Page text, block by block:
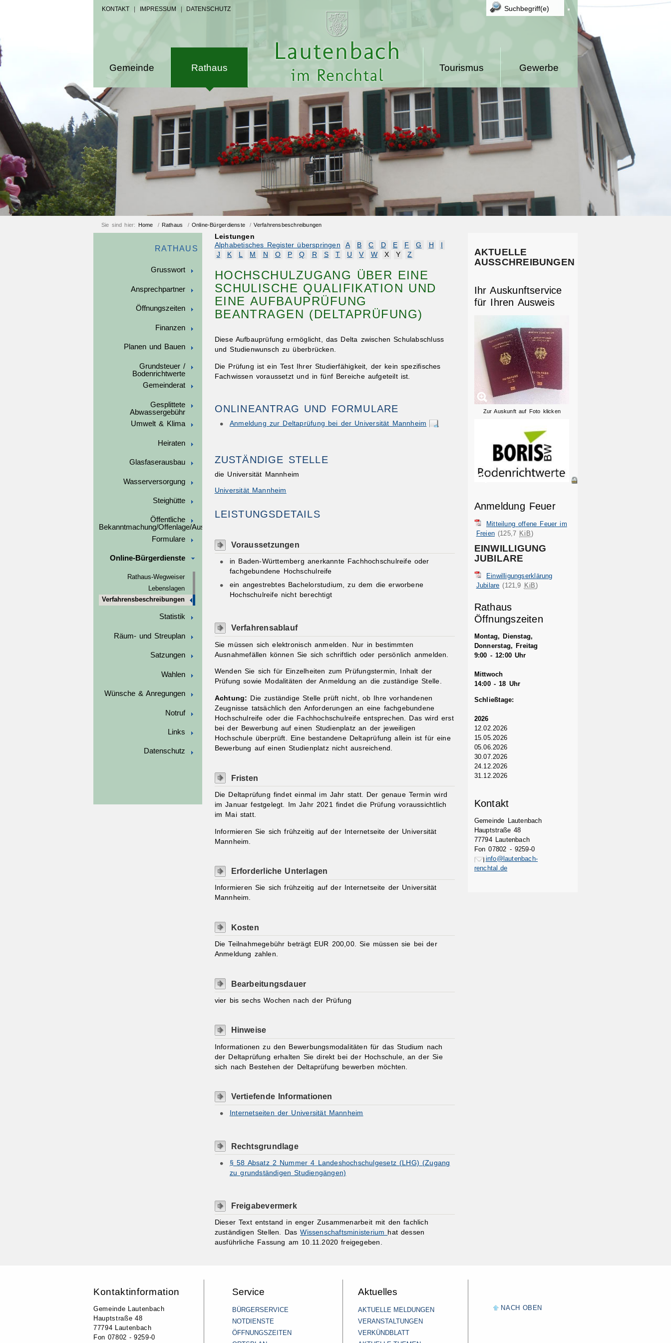
KONTAKT IMPRESSUM DATENSCHUTZ
Gemeinde Rathaus Gewerbe
Tourismus
Sie sind hier: Home / Rathaus / Online-Bürgerdienste /Verfahrensbeschreibungen
RATHAUS
Grusswort
Ansprechpartner
Öffnungszeiten
Finanzen
Planen und Bauen
Grundsteuer /
Bodenrichtwerte
Gemeinderat
Gesplittete
Abwassergebühr
Umwelt & Klima
Heiraten
Glasfaserausbau
Wasserversorgung
Steighütte
Öffentliche
Bekanntmachung/Offenlage/Ausschreibungen
Formulare
Online-Bürgerdienste
Rathaus-Wegweiser
Lebenslagen
Verfahrensbeschreibungen
Statistik
Räum- und Streuplan
Satzungen
Wahlen
Wünsche & Anregungen
Notruf
Links
Datenschutz
Leistungen
Alphabetisches Register überspringen
A B C D E F G H
J
K L M N O P Q R S T U V W X Y Z
HOCHSCHULZUGANG ÜBER EINE
SCHULISCHE QUALIFIKATION UND
EINE AUFBAUPRÜFUNG
BEANTRAGEN (DELTAPRÜFUNG)
Diese Aufbauprüfung ermöglicht, das Delta zwischen Schulabschluss
und Studienwunsch zu überbrücken.
Die Prüfung ist ein Test Ihrer Studierfähigkeit, der kein spezifisches
Fachwissen voraussetzt und in fünf Bereiche aufgeteilt ist.
ONLINEANTRAG UND FORMULARE
Anmeldung zur Deltaprüfung bei der Universität Mannheim
ZUSTÄNDIGE STELLE
die Universität Mannheim
Universität Mannheim
LEISTUNGSDETAILS
Voraussetzungen
in Baden-Württemberg anerkannte Fachhochschulreife oder
fachgebundene Hochschulreife
ein angestrebtes Bachelorstudium, zu dem die erworbene
Hochschulreife nicht berechtigt
Verfahrensablauf
Sie müssen sich elektronisch anmelden.
Nur in bestimmten
Ausnahmefällen können Sie sich schriftlich oder persönlich anmelden.
Wenden Sie sich für Einzelheiten zum Prüfungstermin, Inhalt der
Prüfung sowie Modalitäten der Anmeldung an die zuständige Stelle.
Achtung: Die zuständige Stelle prüft nicht, ob Ihre vorhandenen
Zeugnisse tatsächlich den Anforderungen an eine fachgebundene
Hochschulreife oder die Fachhochschulreife entsprechen. Das wird erst
bei der Bewerbung auf einen Studienplatz an der jeweiligen
Hochschule überprüft. Eine bestandene Deltaprüfung allein ist für eine
Bewerbung auf einen Studienplatz nicht ausreichend.
Fristen
Die Deltaprüfung findet einmal im Jahr statt. Der genaue Termin wird
im Januar festgelegt. Im Jahr 2021 findet die Prüfung voraussichtlich
im Mai statt.
Informieren Sie sich frühzeitig auf der Internetseite der Universität
Mannheim.
Erforderliche Unterlagen
Informieren Sie sich frühzeitig auf der Internetseite der Universität
Mannheim.
Kosten
Die Teilnahmegebühr beträgt EUR 200,00. Sie müssen sie bei der
Anmeldung zahlen.
Bearbeitungsdauer
vier bis sechs Wochen nach der Prüfung
Hinweise
Informationen zu den Bewerbungsmodalitäten für das Studium nach
der Deltaprüfung erhalten Sie direkt bei der Hochschule, an der Sie
sich nach Bestehen der Deltaprüfung bewerben möchten.
Vertiefende Informationen
Internetseiten der Universität Mannheim
Rechtsgrundlage
§ 58 Absatz 2 Nummer 4 Landeshochschulgesetz (LHG) (Zugang
zu grundständigen Studiengängen)
Freigabevermerk
Dieser Text entstand in enger Zusammenarbeit mit den fachlich
zuständigen Stellen. DasWissenschaftsministerium hat dessen
ausführliche Fassung am 10.11.2020 freigegeben.
AKTUELLE
AUSSCHREIBUNGEN
Ihr Auskunftservice
für Ihren Ausweis
Zur Auskunft auf Foto klicken
Anmeldung Feuer
Mitteilung offene Feuer im
Freien (125,7 KiB)
EINWILLIGUNG
JUBILARE
Einwilligungserklärung
Jubilare (121,9 KiB)
Rathaus
Öffnungszeiten
Montag, Dienstag,
Donnerstag, Freitag
9:00 - 12:00 Uhr
Mittwoch
14:00 - 18 Uhr
Schließtage:
2026
12.02.2026
15.05.2026
05.06.2026
30.07.2026
24.12.2026
31.12.2026
Kontakt
Gemeinde Lautenbach
Hauptstraße 48
77794 Lautenbach
Fon 07802 - 9259-0
info@lautenbach-
renchtal.de
Kontaktinformation
Gemeinde Lautenbach
Hauptstraße 48
77794 Lautenbach
Fon 07802 - 9259-0
Service
BÜRGERSERVICE
NOTDIENSTE
ÖFFNUNGSZEITEN
Aktuelles
AKTUELLE MELDUNGEN
VERANSTALTUNGEN
VERKÜNDBLATT
NACH OBEN